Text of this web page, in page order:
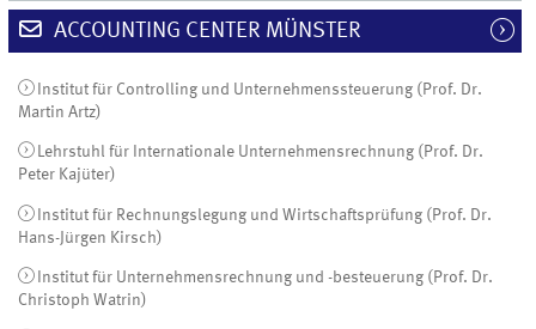
ACCOUNTING CENTER MÜNSTER
Institut für Controlling und Unternehmenssteuerung (Prof. Dr.
Martin Artz)
Lehrstuhl für Internationale Unternehmensrechnung (Prof. Dr.
Peter Kajüter)
Institut für Rechnungslegung und Wirtschaftsprüfung (Prof. Dr.
Hans-Jürgen Kirsch)
Institut für Unternehmensrechnung und -besteuerung (Prof. Dr.
Christoph Watrin)